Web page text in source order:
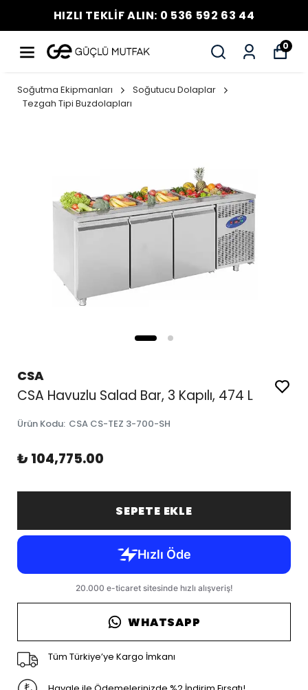
HIZLI TEKLİF ALIN: 0 536 592 63 44
0
Soğutma Ekipmanları
Soğutucu Dolaplar
Tezgah Tipi Buzdolapları
CSA
CSA Havuzlu Salad Bar, 3 Kapılı, 474 L
Ürün Kodu: CSA CS-TEZ 3-700-SH
₺ 104,775.00
SEPETE EKLE
WHATSAPP
Tüm Türkiye’ye Kargo İmkanı